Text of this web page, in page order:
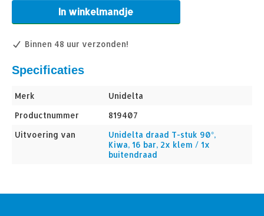
In winkelmandje
Binnen 48 uur verzonden!
Specificaties
Merk
Unidelta
Productnummer
819407
Uitvoering van
Unidelta draad T-stuk 90°,
Kiwa, 16 bar, 2x klem / 1x
buitendraad